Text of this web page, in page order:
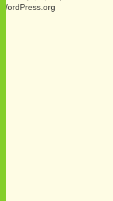
WordPress.org